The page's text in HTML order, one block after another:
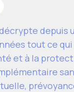
depuis
tout ce
et à la